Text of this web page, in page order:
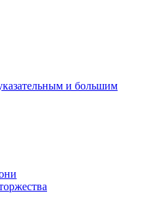
и большим